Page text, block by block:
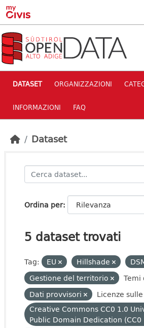
Skip to main content
DATASET ORGANIZZAZIONI
INFORMAZIONI FAQ
Dataset
Ordina per
5 dataset trovati
Tag: EU Hillshade
Gestione del territorio
Temi
Dati provvisori
Licenze
Creative Commons CC0 1.0
Public Domain Dedication (CC0